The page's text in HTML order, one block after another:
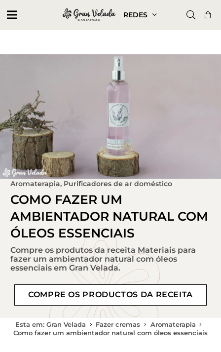
REDES
Aromaterapia, Purificadores de ar doméstico
COMO FAZER UM
AMBIENTADOR NATURAL COM
ÓLEOS ESSENCIAIS
Compre os produtos da receita Materiais para
fazer um ambientador natural com óleos
essenciais em Gran Velada.
COMPRE OS PRODUCTOS DA RECEITA
Esta em: Gran Velada Fazer cremas
Aromaterapia
Como fazer um ambientador natural com óleos essenciais